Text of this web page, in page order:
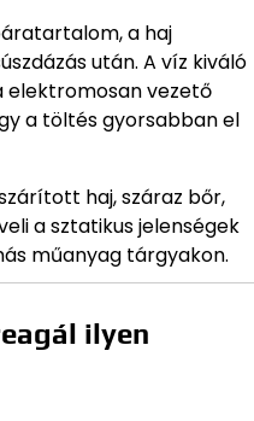
a haj
után. A víz kiváló
elektromosan vezető
a töltés gyorsabban el
haj, száraz bőr,
a sztatikus jelenségek
műanyag tárgyakon.
ilyen